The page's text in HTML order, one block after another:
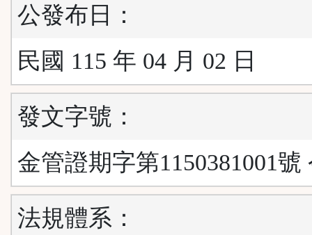
公發布日：
民國 115 年 04 月 02 日
發文字號：
金管證期字第1150381001號
法規體系：